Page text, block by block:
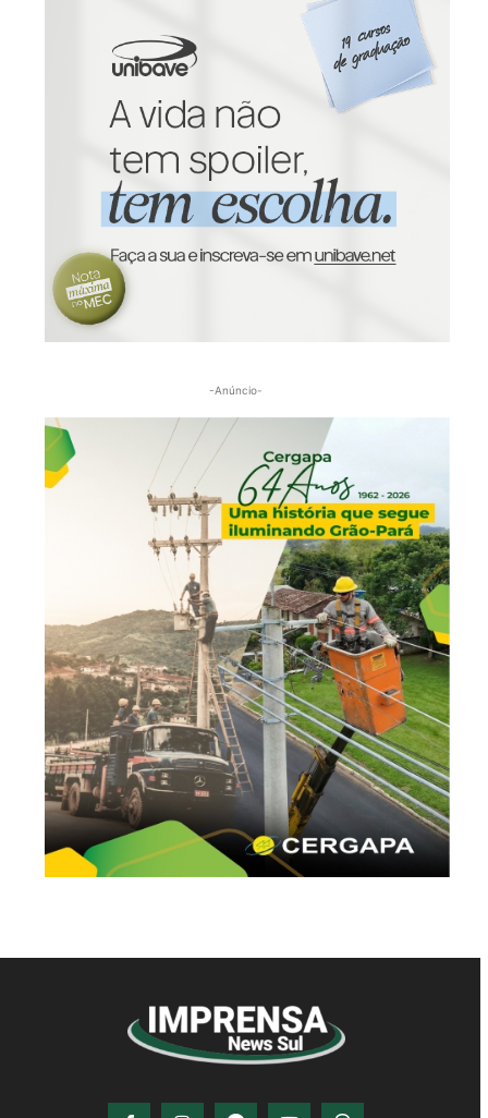
-Anúncio-